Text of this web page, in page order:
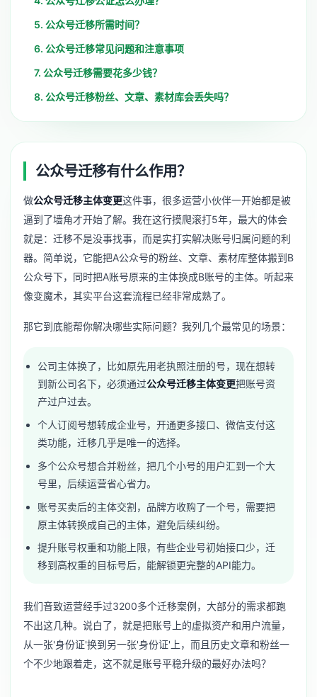
5. 公众号迁移所需时间？
6. 公众号迁移常见问题和注意事项
7. 公众号迁移需要花多少钱？
8. 公众号迁移粉丝、文章、素材库会丢失吗？
公众号迁移有什么作用？
做公众号迁移主体变更这件事，很多运营小伙伴一开始都是被
逼到了墙角才开始了解。我在这行摸爬滚打5年，最大的体会
就是：迁移不是没事找事，而是实打实解决账号归属问题的利
器。简单说，它能把A公众号的粉丝、文章、素材库整体搬到B
公众号下，同时把A账号原来的主体换成B账号的主体。听起来
像变魔术，其实平台这套流程已经非常成熟了。
那它到底能帮你解决哪些实际问题？我列几个最常见的场景：
公司主体换了，比如原先用老执照注册的号，现在想转
到新公司名下，必须通过公众号迁移主体变更把账号资
产过户过去。
个人订阅号想转成企业号，开通更多接口、微信支付这
类功能，迁移几乎是唯一的选择。
多个公众号想合并粉丝，把几个小号的用户汇到一个大
号里，后续运营省心省力。
账号买卖后的主体交割，品牌方收购了一个号，需要把
原主体转换成自己的主体，避免后续纠纷。
提升账号权重和功能上限，有些企业号初始接口少，迁
移到高权重的目标号后，能解锁更完整的API能力。
我们音致运营经手过3200多个迁移案例，大部分的需求都跑
不出这几种。说白了，就是把账号上的虚拟资产和用户流量，
从一张'身份证'换到另一张'身份证'上，而且历史文章和粉丝一
个不少地跟着走，这不就是账号平稳升级的最好办法吗？